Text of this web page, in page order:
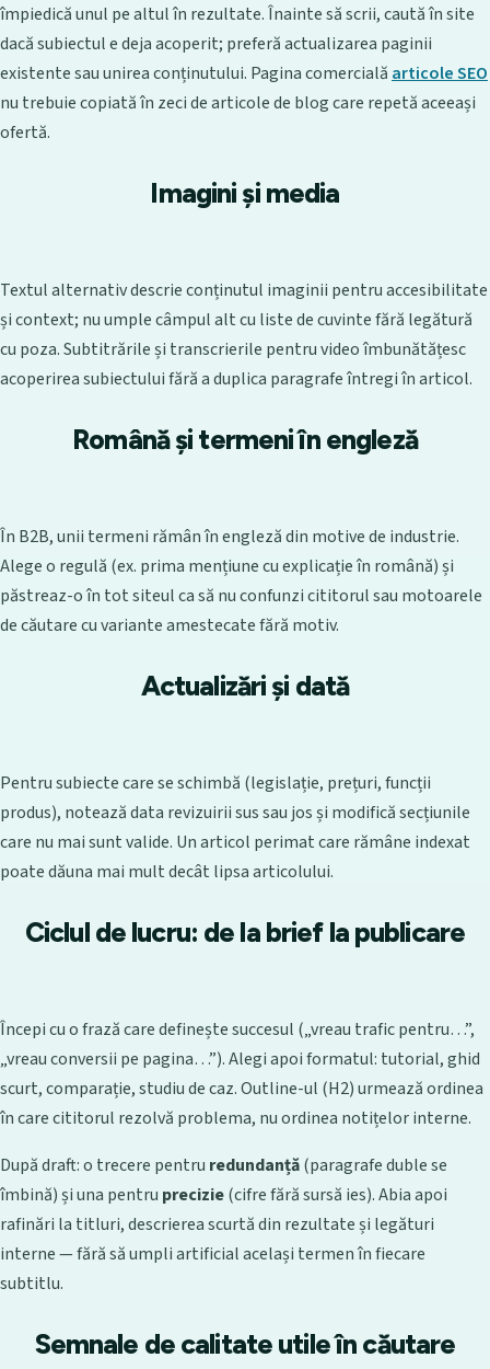
împiedică unul pe altul în rezultate. Înainte să scrii, caută în site
dacă subiectul e deja acoperit; preferă actualizarea paginii
existente sau unirea conținutului. Pagina comercială articole SEO
nu trebuie copiată în zeci de articole de blog care repetă aceeași
ofertă.
Imagini și media
Textul alternativ descrie conținutul imaginii pentru accesibilitate
și context; nu umple câmpul alt cu liste de cuvinte fără legătură
cu poza. Subtitrările și transcrierile pentru video îmbunătățesc
acoperirea subiectului fără a duplica paragrafe întregi în articol.
Română și termeni în engleză
În B2B, unii termeni rămân în engleză din motive de industrie.
Alege o regulă (ex. prima mențiune cu explicație în română) și
păstreaz-o în tot siteul ca să nu confunzi cititorul sau motoarele
de căutare cu variante amestecate fără motiv.
Actualizări și dată
Pentru subiecte care se schimbă (legislație, prețuri, funcții
produs), notează data revizuirii sus sau jos și modifică secțiunile
care nu mai sunt valide. Un articol perimat care rămâne indexat
poate dăuna mai mult decât lipsa articolului.
Ciclul de lucru: de la brief la publicare
Începi cu o frază care definește succesul („vreau trafic pentru…”,
„vreau conversii pe pagina…”). Alegi apoi formatul: tutorial, ghid
scurt, comparație, studiu de caz. Outline-ul (H2) urmează ordinea
în care cititorul rezolvă problema, nu ordinea notițelor interne.
După draft: o trecere pentru redundanță(paragrafe duble se
îmbină) și una pentru precizie(cifre fără sursă ies). Abia apoi
rafinări la titluri, descrierea scurtă din rezultate și legături
interne — fără să umpli artificial același termen în fiecare
subtitlu.
Semnale de calitate utile în căutare